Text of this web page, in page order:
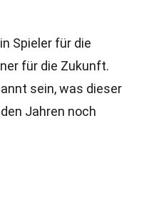
Spieler für die
für die Zukunft.
sein, was dieser
Jahren noch